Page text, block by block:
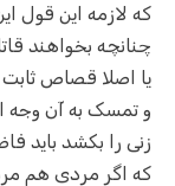
که لازمه این
چنانچه بخواهند
یا اصلا قصاص ثابت
و تمسک به آن وجه
زنی را بکشد باید
که اگر مردی هم